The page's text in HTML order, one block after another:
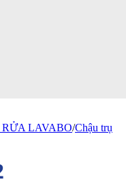
LAVABO/Chậu trụ